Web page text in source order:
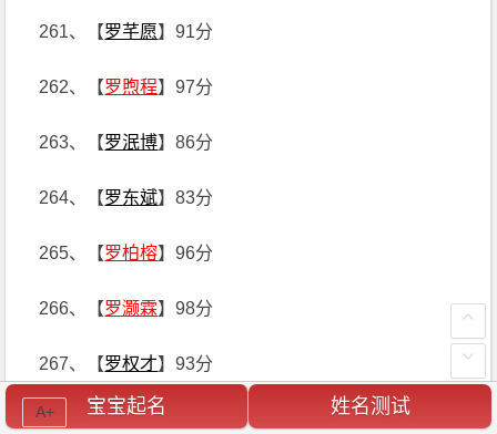
261、【罗芊愿】91分
262、【罗煦程】97分
263、【罗泯博】86分
264、【罗东斌】83分
265、【罗柏榕】96分
266、【罗灏霖】98分
267、【罗权才】93分
268、【罗萧兮】97分
宝宝起名 姓名测试
A+